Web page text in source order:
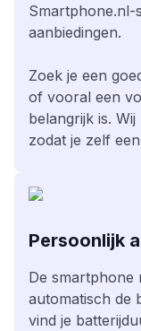
Smartphone.nl-
aanbiedingen.
Zoek je een
of vooral een
belangrijk is.
zodat je zelf
Persoonlijk
De smartphone
automatisch de
vind je